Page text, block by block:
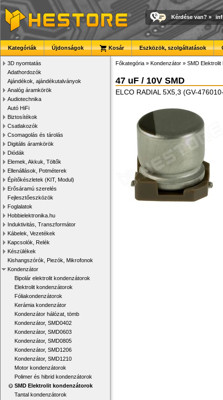
Kérdése van? »
Kategóriák Újdonságok Kosár Eszközök, szolgáltatások
3D nyomtatás
Adathordozók
Ajándékok, ajándékutalványok
Analóg áramkörök
Audiotechnika
Autó HiFi
Biztosítékok
Csatlakozók
Csomagolás és tárolás
Digitális áramkörök
Diódák
Elemek, Akkuk, Töltők
Ellenállások, Potméterek
Építőkészletek (KIT, Modul)
Erősáramú szerelés
Fejlesztőeszközök
Foglalatok
Hobbielektronika.hu
Induktivitás, Transzformátor
Kábelek, Vezetékek
Kapcsolók, Relék
Készülékek
Kishangszórók, Piezók, Mikrofonok
Kondenzátor
Bipolár elektrolit kondenzátorok
Elektrolit kondenzátorok
Fóliakondenzátorok
Kerámia kondenzátor
Kondenzátor hálózat, tömb
Kondenzátor, SMD0402
Kondenzátor, SMD0603
Kondenzátor, SMD0805
Kondenzátor, SMD1206
Kondenzátor, SMD1210
Motor kondenzátorok
Polimer és hibrid kondenzátorok
SMD Elektrolit kondenzátorok
Tantal kondenzátorok
Főkategória » Kondenzátor » SMD
47 uF / 10V SMD
ELCO RADIAL 5X5,3 (GV-